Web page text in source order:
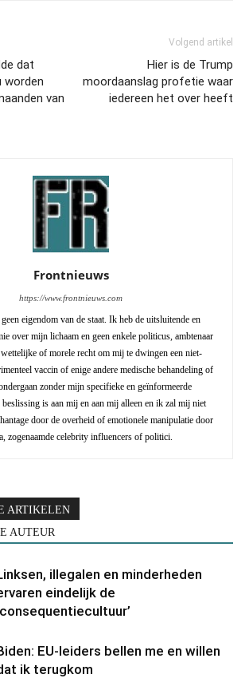
dat
worden
van
Volgend artikel
Hier is de Trump
moordaanslag profetie waar
iedereen het over heeft
Frontnieuws
https://www.frontnieuws.com
eigendom van de staat. Ik heb de uitsluitende en
over mijn lichaam en geen enkele politicus, ambtenaar
of morele recht om mij te dwingen een niet-
vaccin of enige andere medische behandeling of
zonder mijn specifieke en geïnformeerde
is aan mij en aan mij alleen en ik zal mij niet
door de overheid of emotionele manipulatie door
zogenaamde celebrity influencers of politici.
ARTIKELEN
AUTEUR
illegalen en minderheden
eindelijk de
EU-leiders bellen me en willen
ik terugkom